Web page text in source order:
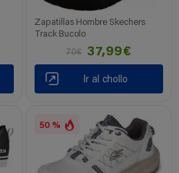
Zapatillas Hombre Skechers
Track Bucolo
70€
37,99€
Ir al chollo
50 %